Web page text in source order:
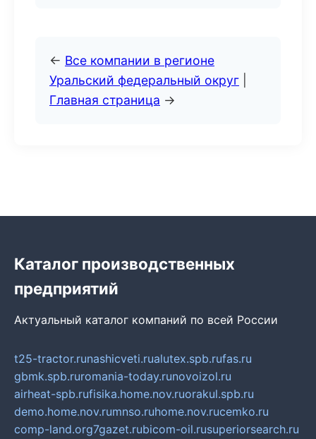
← Все компании в регионе
Уральский федеральный округ
Главная страница →
Каталог производственных
предприятий
Актуальный каталог компаний по всей России
t25-tractor.runashicveti.rualutex.spb.rufas.ru
gbmk.spb.ruromania-today.runovoizol.ru
airheat-spb.rufisika.home.nov.ruorakul.spb.ru
demo.home.nov.rumnso.ruhome.nov.rucemko.ru
comp-land.org7gazet.rubicom-oil.rusuperiorsearch.ru